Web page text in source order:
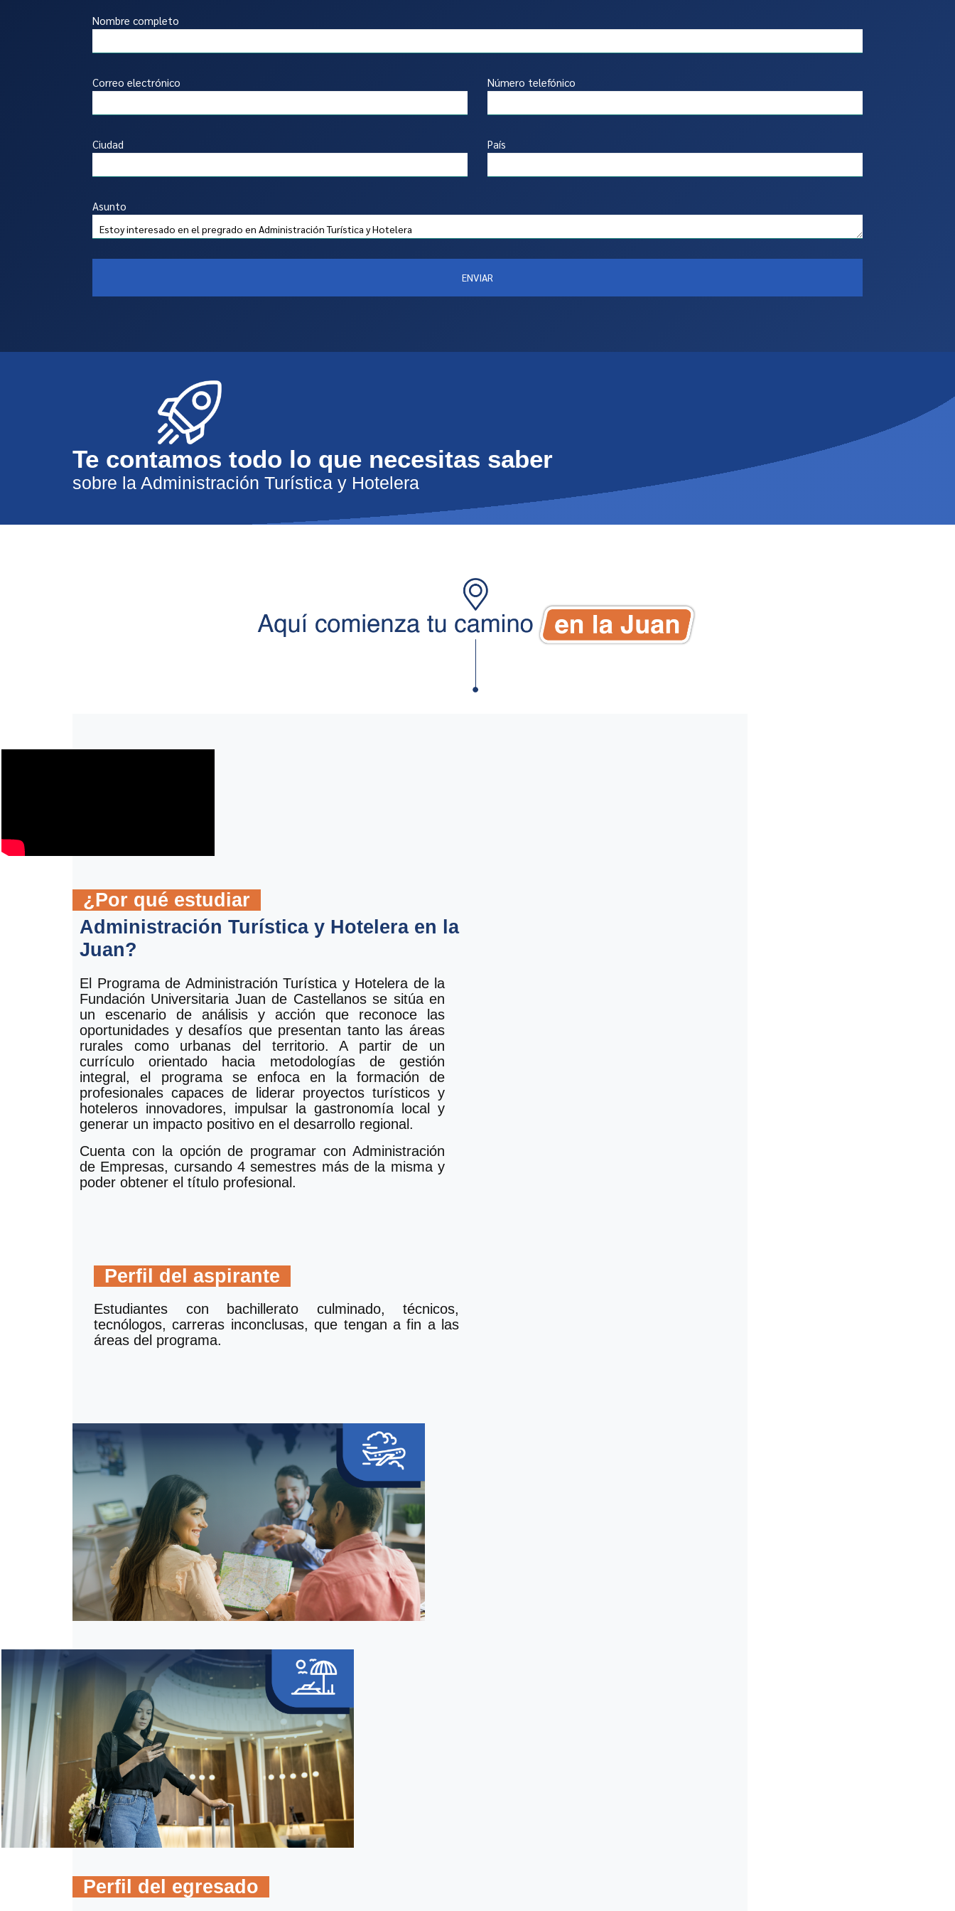
Nombre completo
Correo electrónico Número telefónico
Ciudad País
Asunto
ENVIAR
Te contamos todo lo que necesitas saber
sobre la Administración Turística y Hotelera
¿Por qué estudiar
Administración Turística y Hotelera en la
Juan?
El Programa de Administración Turística y Hotelera de la
Fundación Universitaria Juan de Castellanos se sitúa en
un escenario de análisis y acción que reconoce las
oportunidades y desafíos que presentan tanto las áreas
rurales como urbanas del territorio. A partir de un
currículo orientado hacia metodologías de gestión
integral, el programa se enfoca en la formación de
profesionales capaces de liderar proyectos turísticos y
hoteleros innovadores, impulsar la gastronomía local y
generar un impacto positivo en el desarrollo regional.
Cuenta con la opción de programar con Administración
de Empresas, cursando 4 semestres más de la misma y
poder obtener el título profesional.
Perfil del aspirante
Estudiantes con bachillerato culminado, técnicos,
tecnólogos, carreras inconclusas, que tengan a fin a las
áreas del programa.
Perfil del egresado